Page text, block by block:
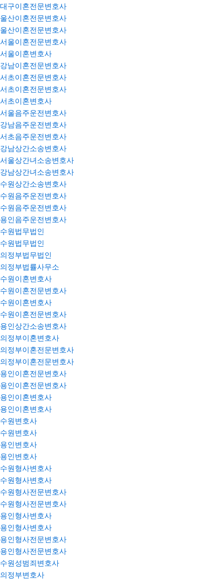
대구이혼전문변호사
울산이혼전문변호사
울산이혼전문변호사
서울이혼전문변호사
서울이혼변호사
강남이혼전문변호사
서초이혼전문변호사
서초이혼전문변호사
서초이혼변호사
서울음주운전변호사
강남음주운전변호사
서초음주운전변호사
강남상간소송변호사
서울상간녀소송변호사
강남상간녀소송변호사
수원상간소송변호사
수원음주운전변호사
수원음주운전변호사
용인음주운전변호사
수원법무법인
수원법무법인
의정부법무법인
의정부법률사무소
수원이혼변호사
수원이혼전문변호사
수원이혼변호사
수원이혼전문변호사
용인상간소송변호사
의정부이혼변호사
의정부이혼전문변호사
의정부이혼전문변호사
용인이혼전문변호사
용인이혼전문변호사
용인이혼변호사
용인이혼변호사
수원변호사
수원변호사
용인변호사
용인변호사
수원형사변호사
수원형사변호사
수원형사전문변호사
수원형사전문변호사
용인형사변호사
용인형사변호사
용인형사전문변호사
용인형사전문변호사
수원성범죄변호사
의정부변호사